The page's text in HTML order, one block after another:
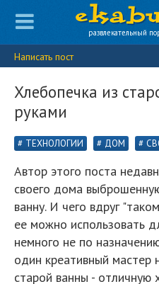
развлекательный
Написать пост
Хлебопечка из
руками
ТЕХНОЛОГИИ ДОМ
Автор этого поста
своего дома
ванну. И чего вдруг
ее можно использовать
немного не по
один креативный мастер
старой ванны - отличную